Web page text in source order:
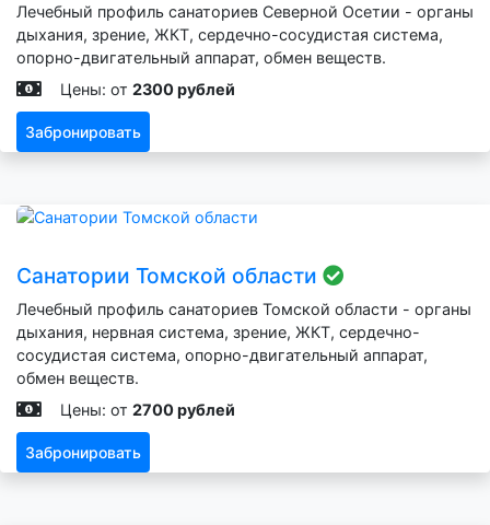
Лечебный профиль санаториев Северной Осетии - органы
дыхания, зрение, ЖКТ, сердечно-сосудистая система,
опорно-двигательный аппарат, обмен веществ.
Цены: от 2300 рублей
Забронировать
Санатории Томской области
Лечебный профиль санаториев Томской области - органы
дыхания, нервная система, зрение, ЖКТ, сердечно-
сосудистая система, опорно-двигательный аппарат,
обмен веществ.
Цены: от 2700 рублей
Забронировать